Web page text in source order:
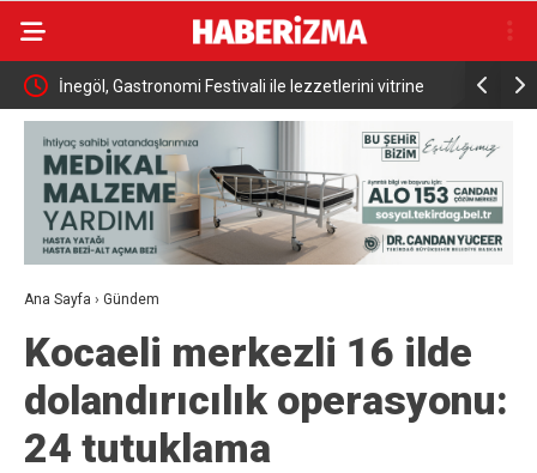
İnegöl, Gastronomi Festivali ile lezzetlerini vitrine
çıkarıyor
Ana Sayfa › Gündem
Kocaeli merkezli 16 ilde
dolandırıcılık operasyonu:
24 tutuklama